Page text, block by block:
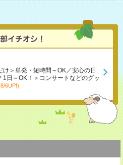
け＞単発・短時間～OK／安心の日
1日～OK！＞コンサートなどのグッ
6UP!)